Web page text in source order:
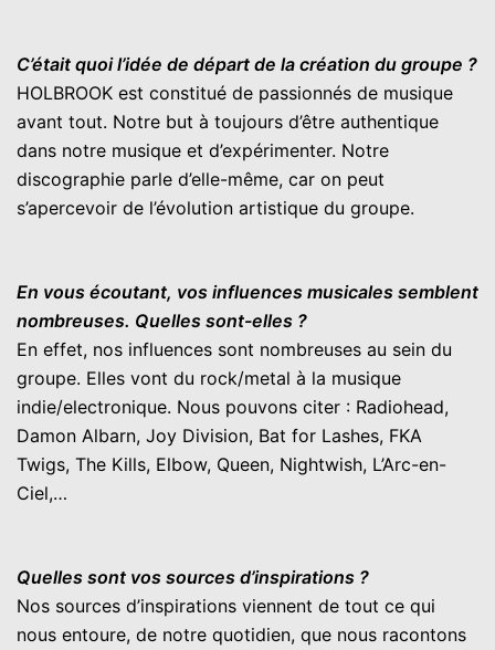
C’était quoi l’idée de départ de la création du groupe ?
HOLBROOK est constitué de passionnés de musique
avant tout. Notre but à toujours d’être authentique
dans notre musique et d’expérimenter. Notre
discographie parle d’elle-même, car on peut
s’apercevoir de l’évolution artistique du groupe.
En vous écoutant, vos influences musicales semblent
nombreuses. Quelles sont-elles ?
En effet, nos influences sont nombreuses au sein du
groupe. Elles vont du rock/metal à la musique
indie/electronique. Nous pouvons citer : Radiohead,
Damon Albarn, Joy Division, Bat for Lashes, FKA
Twigs, The Kills, Elbow, Queen, Nightwish, L’Arc-en-
Ciel,…
Quelles sont vos sources d’inspirations ?
Nos sources d’inspirations viennent de tout ce qui
nous entoure, de notre quotidien, que nous racontons